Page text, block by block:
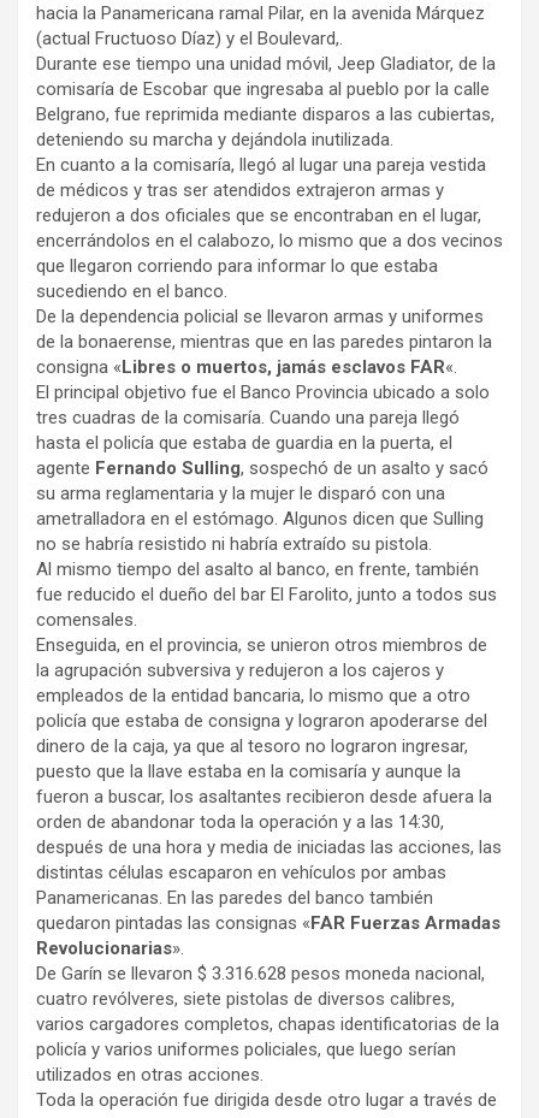
hacia la Panamericana ramal Pilar, en la avenida Márquez
(actual Fructuoso Díaz) y el Boulevard,.
Durante ese tiempo una unidad móvil, Jeep Gladiator, de la
comisaría de Escobar que ingresaba al pueblo por la calle
Belgrano, fue reprimida mediante disparos a las cubiertas,
deteniendo su marcha y dejándola inutilizada.
En cuanto a la comisaría, llegó al lugar una pareja vestida
de médicos y tras ser atendidos extrajeron armas y
redujeron a dos oficiales que se encontraban en el lugar,
encerrándolos en el calabozo, lo mismo que a dos vecinos
que llegaron corriendo para informar lo que estaba
sucediendo en el banco.
De la dependencia policial se llevaron armas y uniformes
de la bonaerense, mientras que en las paredes pintaron la
consigna «Libres o muertos, jamás esclavos FAR«.
El principal objetivo fue el Banco Provincia ubicado a solo
tres cuadras de la comisaría. Cuando una pareja llegó
hasta el policía que estaba de guardia en la puerta, el
agente Fernando Sulling, sospechó de un asalto y sacó
su arma reglamentaria y la mujer le disparó con una
ametralladora en el estómago. Algunos dicen que Sulling
no se habría resistido ni habría extraído su pistola.
Al mismo tiempo del asalto al banco, en frente, también
fue reducido el dueño del bar El Farolito, junto a todos sus
comensales.
Enseguida, en el provincia, se unieron otros miembros de
la agrupación subversiva y redujeron a los cajeros y
empleados de la entidad bancaria, lo mismo que a otro
policía que estaba de consigna y lograron apoderarse del
dinero de la caja, ya que al tesoro no lograron ingresar,
puesto que la llave estaba en la comisaría y aunque la
fueron a buscar, los asaltantes recibieron desde afuera la
orden de abandonar toda la operación y a las 14:30,
después de una hora y media de iniciadas las acciones, las
distintas células escaparon en vehículos por ambas
Panamericanas. En las paredes del banco también
quedaron pintadas las consignas «FAR Fuerzas Armadas
Revolucionarias».
De Garín se llevaron $ 3.316.628 pesos moneda nacional,
cuatro revólveres, siete pistolas de diversos calibres,
varios cargadores completos, chapas identificatorias de la
policía y varios uniformes policiales, que luego serían
utilizados en otras acciones.
Toda la operación fue dirigida desde otro lugar a través de